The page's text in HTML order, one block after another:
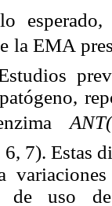
la EMA
7). Estas
de uso